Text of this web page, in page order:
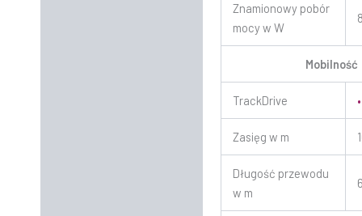
Znamionowy pobór
mocy w W
Mobilność
TrackDrive •
Zasięg w m
Długość przewodu
w m